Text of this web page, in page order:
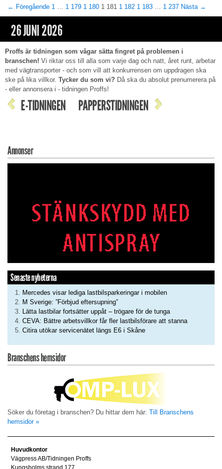
← Föregående 1 … 1 179 1 180 1 181 1 182 1 183 … 1 237 Nästa →
26 JUNI 2026
Proffs är tidningen som vågar sätta fingret på problemen i
branschen! Vi riktar oss till alla som varje dag och natt, året runt, arbetar
med vägtransporter - och som vill att konkurrensen om uppdragen ska
ske på lika villkor. Tycker du som vi? Då ska du absolut prenumerera på
- eller annonsera i - tidningen Proffs!
E-TIDNINGEN PAPPERSTIDNINGEN
Annonser
Senaste nyheterna
Mercedes visar lediga lastbilsparkeringar i mobilen
M Sverige: ”Förbjud eftersupning”
Lätta lastbilar fortsätter uppåt – trögare för de tunga
CEVA: Bättre arbetsvillkor får fler lastbilsförare att stanna
Citira utökar servicenätet längs E6 i Skåne
Branschens hemsidor
Söker du företag i branschen? Du hittar dem här: Till Branschens
hemsidor »
Huvudkontor
Vägpress AB/Tidningen Proffs
Kungsholms strand 177